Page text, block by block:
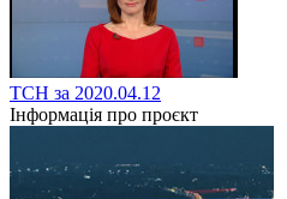
ТСН за 2020.04.12
Інформація про проєкт